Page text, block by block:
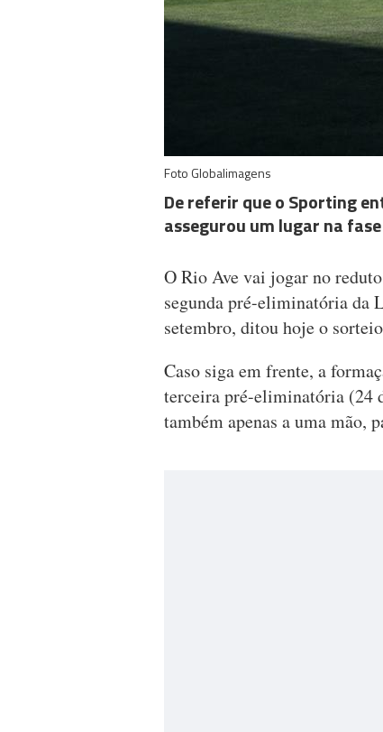
Foto Globalimagens
De referir que o Sporting
assegurou um lugar na
O Rio Ave vai jogar no
segunda pré-eliminatória da
setembro, ditou hoje o
Caso siga em frente, a
terceira pré-eliminatória (24
também apenas a uma mão,